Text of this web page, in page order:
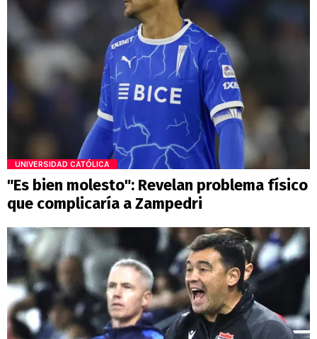
UNIVERSIDAD CATÓLICA
"Es bien molesto": Revelan problema físico
que complicaría a Zampedri